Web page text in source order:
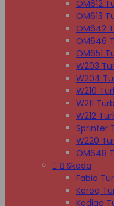
OM612
OM613
OM642
OM646
OM651
W203
W204
W210
W211
W212
Sprinter
W220
OM648
  Skoda
Fabia
Karoq
Kodiaq